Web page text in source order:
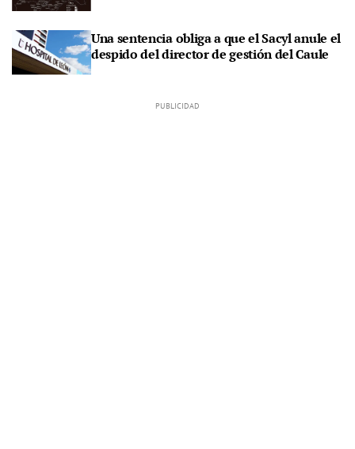
Una sentencia obliga a que el Sacyl anule el
despido del director de gestión del Caule